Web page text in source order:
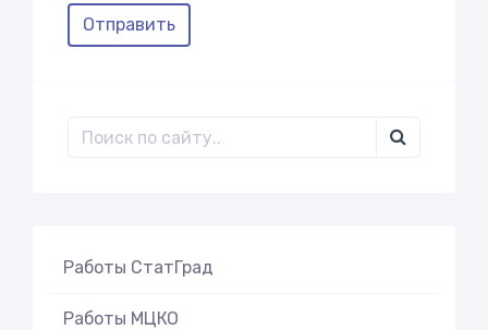
Отправить
Работы СтатГрад
Работы МЦКО